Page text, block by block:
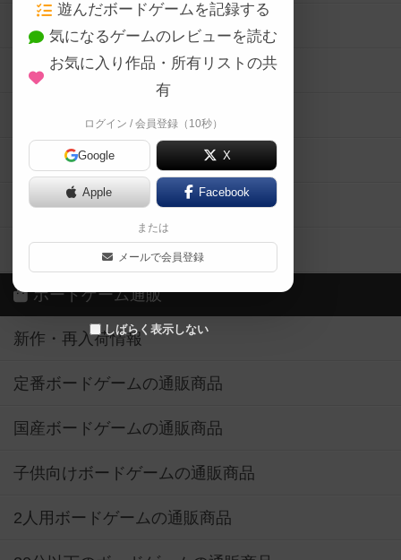
遊んだボードゲームを記録する
気になるゲームのレビューを読む
お気に入り作品・所有リストの共
有
ログイン / 会員登録（10秒）
Google X
Apple Facebook
または
メールで会員登録
しばらく表示しない
ボードゲーム会情報
メカニクス特集
掲示板・トピックス
ボドとも・会員一覧
ボードゲーム業界コラム
ボドゲーマご利用案内
ボードゲーム通販
新作・再入荷情報
定番ボードゲームの通販商品
国産ボードゲームの通販商品
子供向けボードゲームの通販商品
2人用ボードゲームの通販商品